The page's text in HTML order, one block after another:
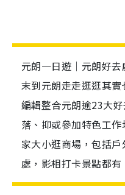
元朗一日遊｜元朗好
末到元朗走走逛逛其實
編輯整合元朗逾23大
落、抑或參加特色工
家大小逛商場，包括
處，影相打卡景點都有